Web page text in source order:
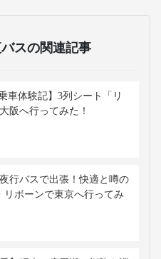
スの関連記事
車体験記】3列シート「リ
阪へ行ってみた！
行バスで出張！快適と噂の
リボーンで東京へ行ってみ